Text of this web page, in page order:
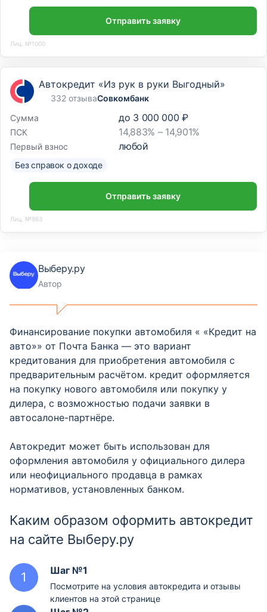
Отправить заявку
Лиц. №1000
Автокредит «Из рук в руки Выгодный»
332 отзываСовкомбанк
Сумма
до 3 000 000 ₽
ПСК 14,883% – 14,901%
Первый взнос любой
Без справок о доходе
Отправить заявку
Лиц. №963
Выберу.ру
Автор
Финансирование покупки автомобиля « «Кредит на
авто»» от Почта Банка — это вариант
кредитования для приобретения автомобиля с
предварительным расчётом. кредит оформляется
на покупку нового автомобиля или покупку у
дилера, с возможностью подачи заявки в
автосалоне-партнёре.
Автокредит может быть использован для
оформления автомобиля у официального дилера
или неофициального продавца в рамках
нормативов, установленных банком.
Каким образом оформить автокредит
на сайте Выберу.ру
Шаг №1
Посмотрите на условия автокредита и отзывы
клиентов на этой странице